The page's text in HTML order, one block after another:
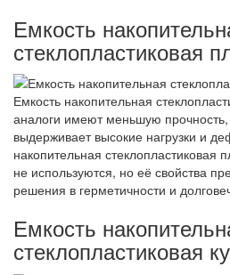
Емкость
стеклопластиковая
Емкость накопительная
аналоги имеют меньшую прочность,
выдерживает высокие нагрузки и
накопительная стеклопластиковая
не используются, но её свойства
решения в герметичности и
Емкость
стеклопластиковая